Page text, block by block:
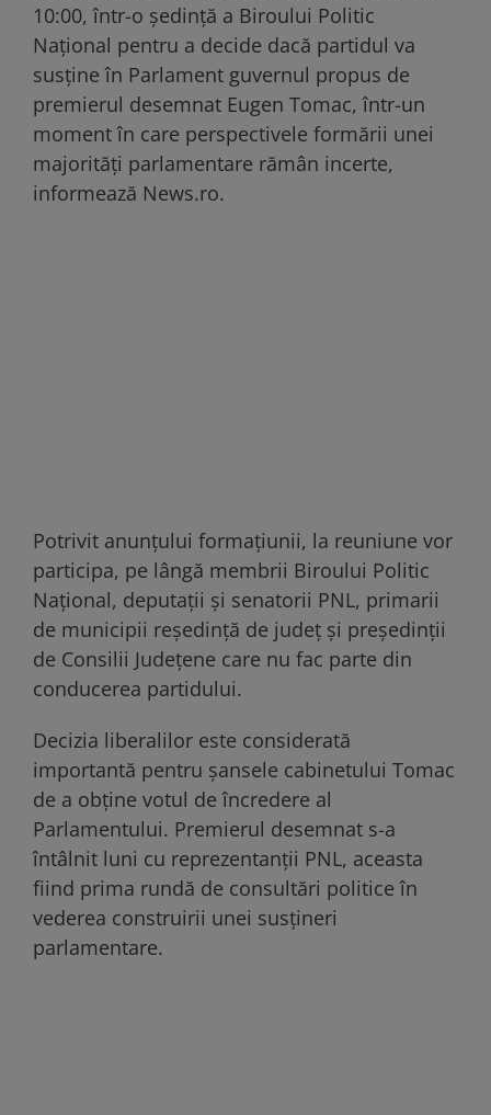
10:00, într-o şedinţă a Biroului Politic
Naţional pentru a decide dacă partidul va
susţine în Parlament guvernul propus de
premierul desemnat Eugen Tomac, într-un
moment în care perspectivele formării unei
majorităţi parlamentare rămân incerte,
informează News.ro.
Potrivit anunţului formaţiunii, la reuniune vor
participa, pe lângă membrii Biroului Politic
Naţional, deputaţii şi senatorii PNL, primarii
de municipii reşedinţă de judeţ şi preşedinţii
de Consilii Judeţene care nu fac parte din
conducerea partidului.
Decizia liberalilor este considerată
importantă pentru şansele cabinetului Tomac
de a obţine votul de încredere al
Parlamentului. Premierul desemnat s-a
întâlnit luni cu reprezentanţii PNL, aceasta
fiind prima rundă de consultări politice în
vederea construirii unei susţineri
parlamentare.